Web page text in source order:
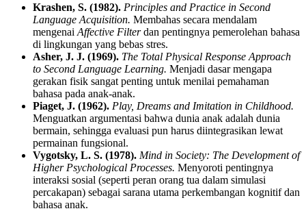
Krashen, S. (1982). Principles and Practice in Second
Language Acquisition. Membahas secara mendalam
mengenai Affective Filterdan pentingnya pemerolehan bahasa
di lingkungan yang bebas stres.
Asher, J. J. (1969). The Total Physical Response Approach
to Second Language Learning. Menjadi dasar mengapa
gerakan fisik sangat penting untuk menilai pemahaman
bahasa pada anak-anak.
Piaget, J. (1962). Play, Dreams and Imitation in Childhood.
Menguatkan argumentasi bahwa dunia anak adalah dunia
bermain, sehingga evaluasi pun harus diintegrasikan lewat
permainan fungsional.
Vygotsky, L. S. (1978). Mind in Society: The Development of
Higher Psychological Processes. Menyoroti pentingnya
interaksi sosial (seperti peran orang tua dalam simulasi
percakapan) sebagai sarana utama perkembangan kognitif dan
bahasa anak.